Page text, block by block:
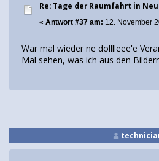
Re: Tage der Raumfahrt in
« Antwort #37 am: 12. November
War mal wieder ne dolllleee'e
Mal sehen, was ich aus den